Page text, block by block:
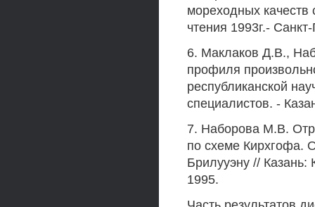
мореходных качеств
чтения 1993г.-
6. Маклаков Д.В.,
профиля
республиканской
специалистов. -
7. Наборова М.В.
по схеме Кирхгофа.
Брилууэну //
1995.